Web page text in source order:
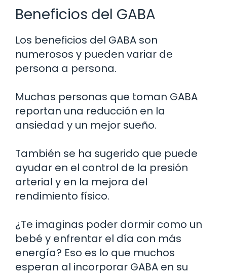
Beneficios del GABA
Los beneficios del GABA son
numerosos y pueden variar de
persona a persona.
Muchas personas que toman GABA
reportan una reducción en la
ansiedad y un mejor sueño.
También se ha sugerido que puede
ayudar en el control de la presión
arterial y en la mejora del
rendimiento físico.
¿Te imaginas poder dormir como un
bebé y enfrentar el día con más
energía? Eso es lo que muchos
esperan al incorporar GABA en su